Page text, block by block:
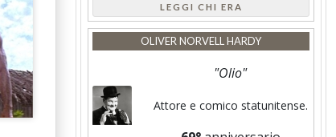
LEGGI CHI ERA
OLIVER NORVELL HARDY
"Olio"
Attore e comico statunitense.